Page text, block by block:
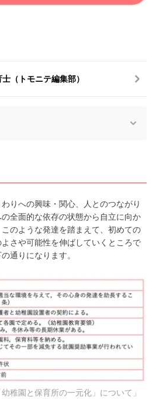
（トモニテ編集部）
りへの興味・関心、人とのつながり
全面的な依存の状態から自立に向か
のような発達を踏まえて、初めての
さや可能性を伸ばしていくところで
通りになります。
稚園と保育所の一元化」について」